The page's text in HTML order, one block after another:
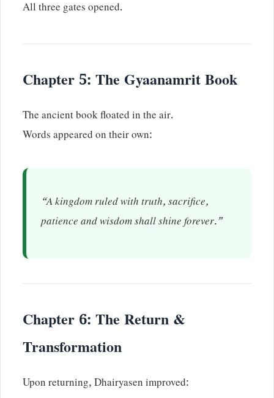
All three gates opened.
Chapter 5: The Gyaanamrit Book
The ancient book floated in the air.
Words appeared on their own:
“A kingdom ruled with truth, sacrifice,
patience and wisdom shall shine forever.”
Chapter 6: The Return &
Transformation
Upon returning, Dhairyasen improved: